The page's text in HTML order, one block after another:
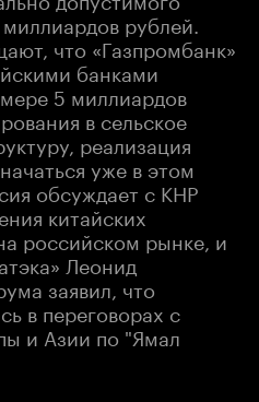
рублей.
что «Газпромбанк»
банками
5 миллиардов
в сельское
реализация
уже в этом
обсуждает с КНР
китайских
российском рынке, и
Леонид
заявил, что
в переговорах с
и Азии по "Ямал